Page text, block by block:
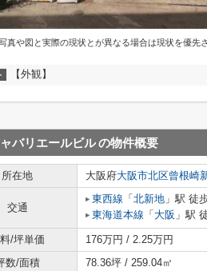
真や図と実際の現状とが異なる場合は現状を優先
【外観】
バリエールビルの物件概要
所在地 大阪府大阪市北区曾根崎
交通
東西線 「 北新地 」駅 徒
東海道本線 「 大阪 」駅
/坪単価 176万円 / 2.25万円
数/面積
78.36坪 / 259.04㎡